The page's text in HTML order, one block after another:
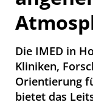
Die IMED in
Kliniken,
Orientierung
bietet das